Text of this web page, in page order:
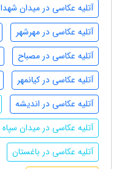
آتلیه عکاسی در میدان شهدا
آتلیه عکاسی در مهرشهر
آتلیه عکاسی در مصباح
آتلیه عکاسی در کیانمهر
آتلیه عکاسی در اندیشه
آتلیه عکاسی در میدان سپاه
آتلیه عکاسی در باغستان